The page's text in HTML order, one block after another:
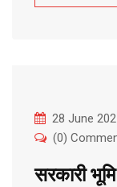
28 June
(0)
सरकारी